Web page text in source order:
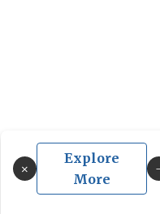
×
Explore
More